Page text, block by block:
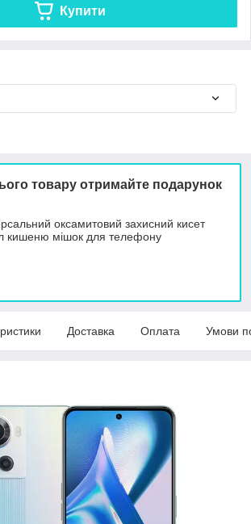
Купити
товару отримайте подарунок
оксамитовий захисний кисет
кишеню мішок для телефону
Доставка Оплата Умови